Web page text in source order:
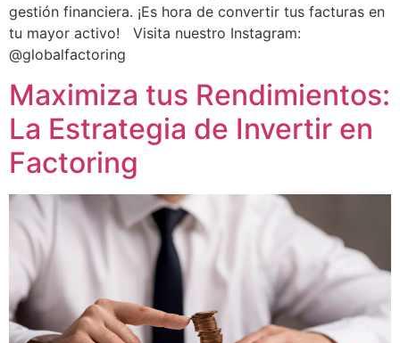
gestión financiera. ¡Es hora de convertir tus facturas en
tu mayor activo! Visita nuestro Instagram:
@globalfactoring
Maximiza tus Rendimientos:
La Estrategia de Invertir en
Factoring